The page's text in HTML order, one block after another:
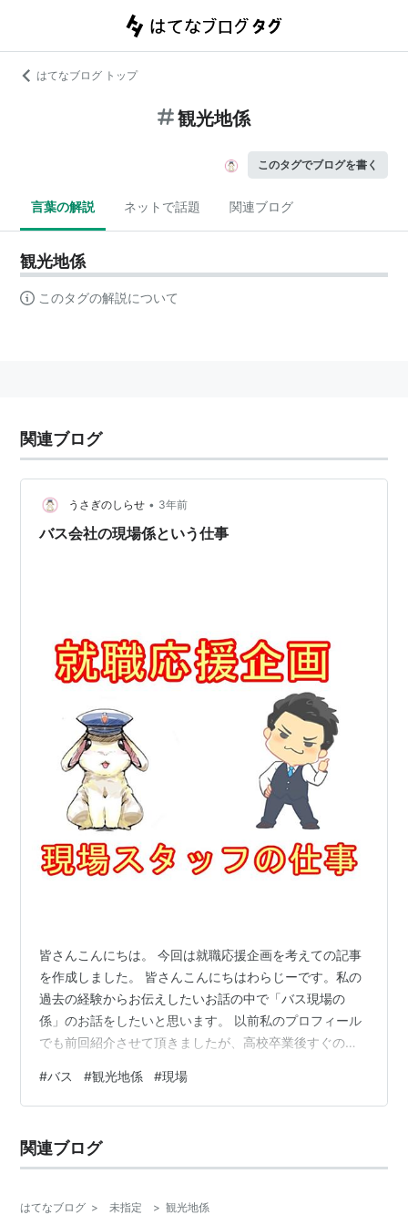
はてなブログ トップ
観光地係
このタグでブログを書く
言葉の解説 ネットで話題 関連ブログ
観光地係
このタグの解説について
関連ブログ
うさぎのしらせ • 3年前
バス会社の現場係という仕事
皆さんこんにちは。 今回は就職応援企画を考えての記事
を作成しました。 皆さんこんにちはわらじーです。私の
過去の経験からお伝えしたいお話の中で「バス現場の
係」のお話をしたいと思います。 以前私のプロフィール
でも前回紹介させて頂きましたが、高校卒業後すぐの入
地で働きたいと考えている方の中で、バスの現場係の仕
事内容について気になる方向けにお話をさせて頂きたい
いところ 最後に SNSやってます(^^♪ 基本的な業務内容
・乗客の誘導整列 ・乗り継ぎなどの案内 ・荷物の積み込
#バス #観光地係 #現場
関連ブログ
はてなブログ > 未指定 > 観光地係